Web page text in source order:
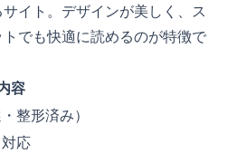
イト。デザインが美しく、ス
でも快適に読めるのが特徴で
容
整形済み）
応